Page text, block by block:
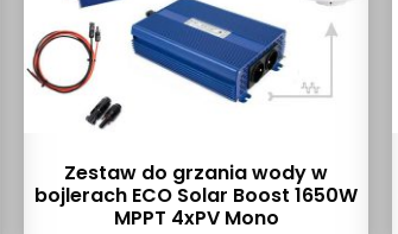
Zestaw do grzania wody w
bojlerach ECO Solar Boost 1650W
MPPT 4xPV Mono